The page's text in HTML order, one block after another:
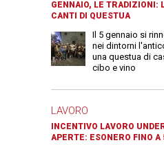
GENNAIO, LE TRADIZIONI:
CANTI DI QUESTUA
Il 5 gennaio si
nei dintorni
una questua di
cibo e vino
LAVORO
INCENTIVO LAVORO
APERTE: ESONERO FINO A